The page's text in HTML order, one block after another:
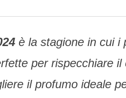
è la stagione in cui i
per rispecchiare
il profumo ideale